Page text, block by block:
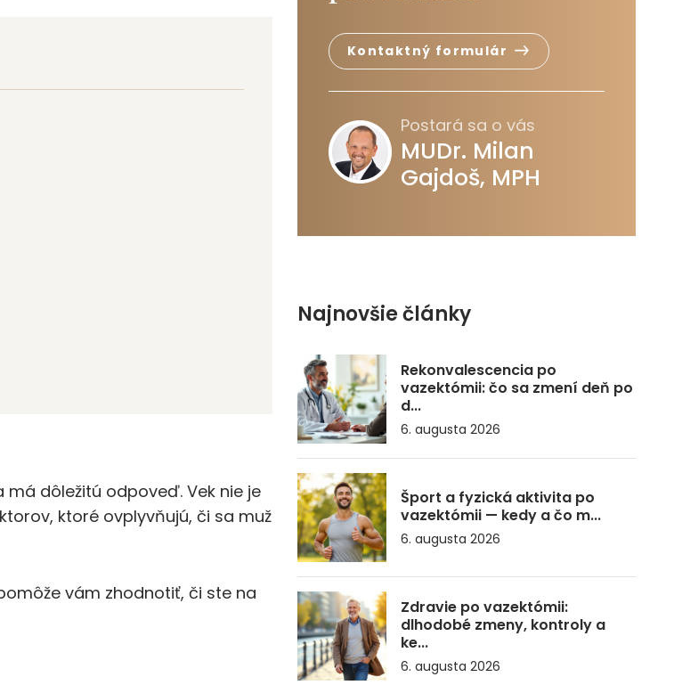
dôležitú odpoveď. Vek nie je
ktoré ovplyvňujú, či sa muž
vám zhodnotiť, či ste na
Kontaktný formulár
Postará sa o vás
MUDr. Milan
Gajdoš, MPH
Najnovšie články
Rekonvalescencia po
vazektómii: čo sa zmení deň po
d...
6. augusta 2026
Šport a fyzická aktivita po
vazektómii — kedy a čo m...
6. augusta 2026
Zdravie po vazektómii:
dlhodobé zmeny, kontroly a
ke...
6. augusta 2026